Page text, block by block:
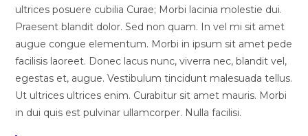
ultrices posuere cubilia Curae; Morbi lacinia molestie dui.
Praesent blandit dolor. Sed non quam. In vel mi sit amet
augue congue elementum. Morbi in ipsum sit amet pede
facilisis laoreet. Donec lacus nunc, viverra nec, blandit vel,
egestas et, augue. Vestibulum tincidunt malesuada tellus.
Ut ultrices ultrices enim. Curabitur sit amet mauris. Morbi
in dui quis est pulvinar ullamcorper. Nulla facilisi.